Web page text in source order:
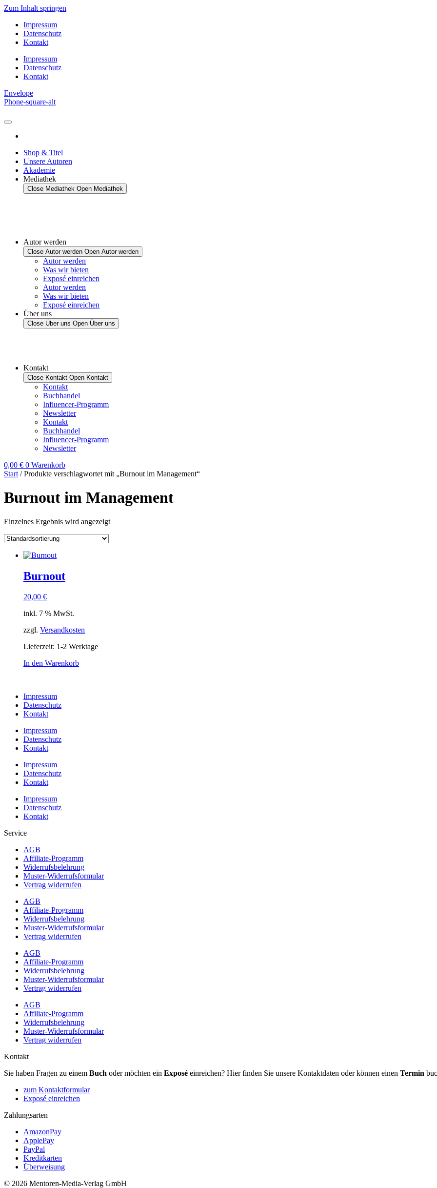
Zum Inhalt springen
Impressum
Datenschutz
Kontakt
Impressum
Datenschutz
Kontakt
Envelope
Phone-square-alt
Shop & Titel
Unsere Autoren
Akademie
Mediathek
Close Mediathek Open Mediathek
Autor werden
Close Autor werden Open Autor werden
Autor werden
Was wir bieten
Exposé einreichen
Autor werden
Was wir bieten
Exposé einreichen
Über uns
Close Über uns Open Über uns
Kontakt
Close Kontakt Open Kontakt
Kontakt
Buchhandel
Influencer-Programm
Newsletter
Kontakt
Buchhandel
Influencer-Programm
Newsletter
0,00 € 0 Warenkorb
Start / Produkte verschlagwortet mit „Burnout im Management“
Burnout im Management
Einzelnes Ergebnis wird angezeigt
Burnout
20,00 €
inkl. 7 % MwSt.
zzgl. Versandkosten
Lieferzeit: 1-2 Werktage
In den Warenkorb
Impressum
Datenschutz
Kontakt
Impressum
Datenschutz
Kontakt
Impressum
Datenschutz
Kontakt
Impressum
Datenschutz
Kontakt
Service
AGB
Affiliate-Programm
Widerrufsbelehrung
Muster-Widerrufsformular
Vertrag widerrufen
AGB
Affiliate-Programm
Widerrufsbelehrung
Muster-Widerrufsformular
Vertrag widerrufen
AGB
Affiliate-Programm
Widerrufsbelehrung
Muster-Widerrufsformular
Vertrag widerrufen
AGB
Affiliate-Programm
Widerrufsbelehrung
Muster-Widerrufsformular
Vertrag widerrufen
Kontakt
Sie haben Fragen zu einem Buch oder möchten ein Exposé einreichen? Hier finden Sie unsere Kontaktdaten oder können einen Termin
zum Kontaktformular
Exposé einreichen
Zahlungsarten
AmazonPay
ApplePay
PayPal
Kreditkarten
Überweisung
© 2026 Mentoren-Media-Verlag GmbH